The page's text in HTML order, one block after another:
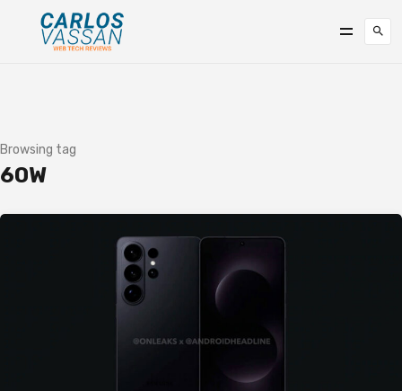
Browsing tag
60W